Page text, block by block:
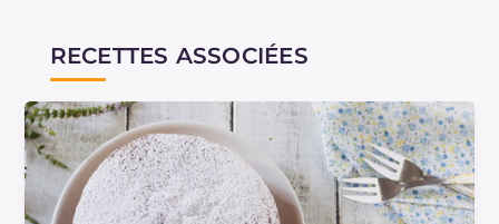
RECETTES ASSOCIÉES